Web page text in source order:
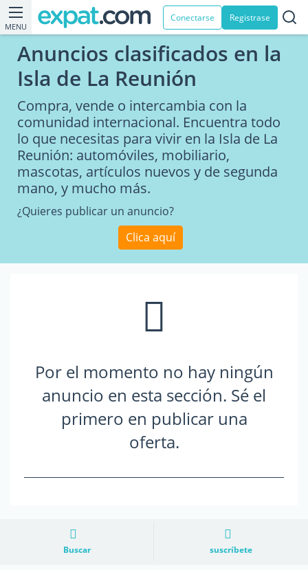
MENU
Conectarse Registrase
Anuncios clasificados en la
Isla de La Reunión
Compra, vende o intercambia con la
comunidad internacional. Encuentra todo
lo que necesitas para vivir en la Isla de La
Reunión: automóviles, mobiliario,
mascotas, artículos nuevos y de segunda
mano, y mucho más.
¿Quieres publicar un anuncio?
Clica aquí
Por el momento no hay ningún
anuncio en esta sección. Sé el
primero en publicar una
oferta.
Buscar suscríbete